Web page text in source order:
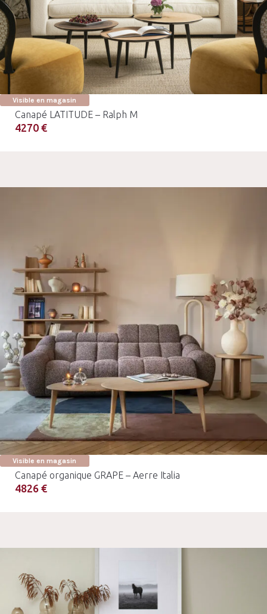
Visible en magasin
Canapé LATITUDE – Ralph M
4270 €
Visible en magasin
Canapé organique GRAPE – Aerre Italia
4826 €